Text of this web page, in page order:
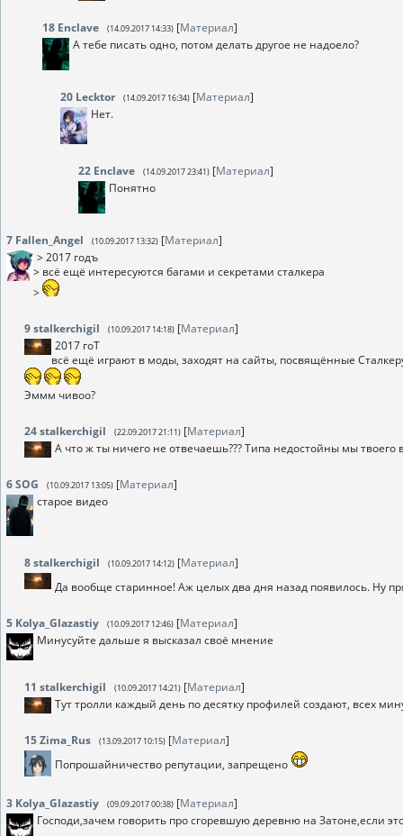
18 Enclave (14.09.2017 14:33) [Материал]
А тебе писать одно, потом делать другое не надоело?
20 Lecktor (14.09.2017 16:34) [Материал]
Нет.
22 Enclave (14.09.2017 23:41) [Материал]
Понятно
7 Fallen_Angel (10.09.2017 13:32) [Материал]
> 2017 годъ
> всё ещё интересуются багами и секретами сталкера
>
9stalkerchigil (10.09.2017 14:18) [Материал]
2017 гоТ
всё ещё играют в моды, заходят на сайты, посвящённые
Эммм чивоо?
24stalkerchigil (22.09.2017 21:11) [Материал]
А что ж ты ничего не отвечаешь??? Типа недостойны мы твоего
6SOG (10.09.2017 13:05) [Материал]
старое видео
8stalkerchigil (10.09.2017 14:12) [Материал]
Да вообще старинное! Аж целых два дня назад появилось. Ну
5 Kolya_Glazastiy (10.09.2017 12:46) [Материал]
Минусуйте дальше я высказал своё мнение
11 stalkerchigil (10.09.2017 14:21) [Материал]
Тут тролли каждый день по десятку профилей создают, всех
15Zima_Rus (13.09.2017 10:15) [Материал]
Попрошайничество репутации, запрещено
3 Kolya_Glazastiy (09.09.2017 00:38) [Материал]
Господи,зачем говорить про сгоревшую деревню на Затоне,если